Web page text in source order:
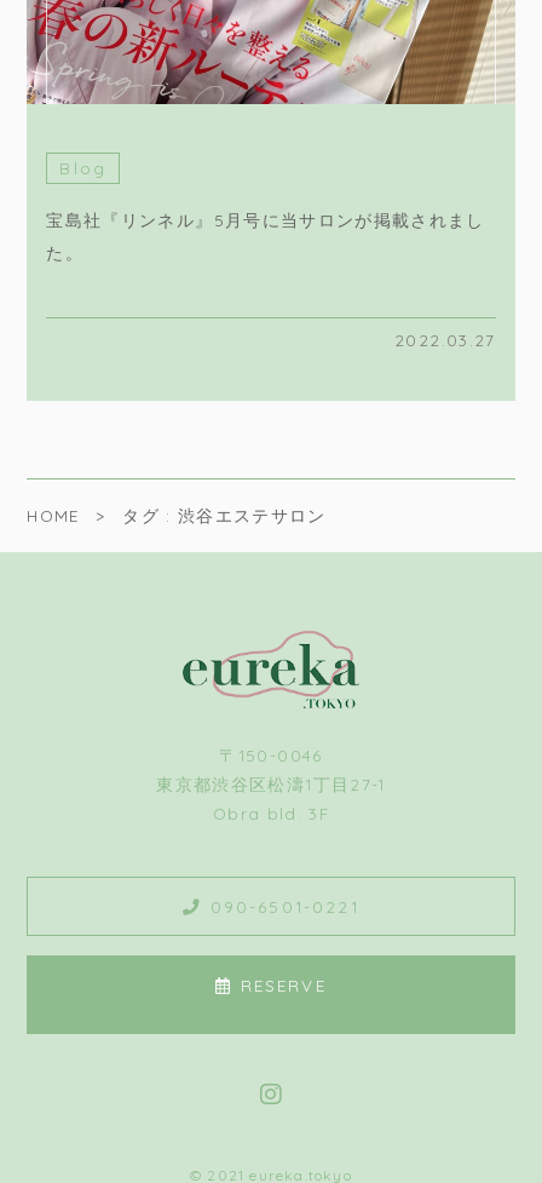
Blog
宝島社『リンネル』5月号に当サロンが掲載されまし
た。
2022.03.27
HOME タグ : 渋谷エステサロン
〒150-0046
東京都渋谷区松濤1丁目27-1
Obra bld. 3F
090-6501-0221
RESERVE
© 2021 eureka.tokyo